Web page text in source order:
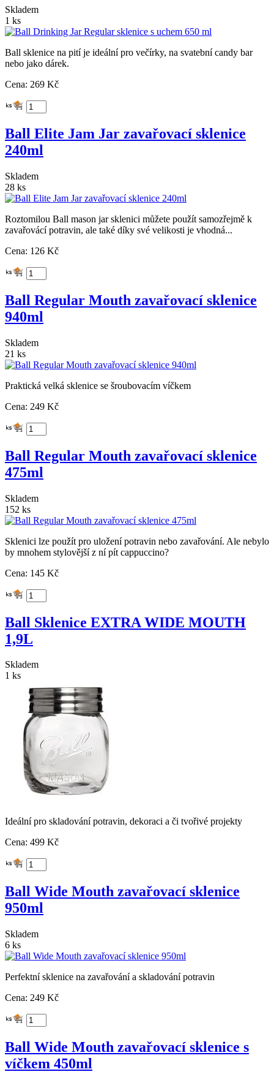
Skladem
1 ks
Ball sklenice na pití je ideální pro večírky, na svatební candy bar
nebo jako dárek.
Cena: 269 Kč
Ball Elite Jam Jar zavařovací sklenice
240ml
Skladem
28 ks
Roztomilou Ball mason jar sklenici můžete použít samozřejmě k
zavařovácí potravin, ale také díky své velikosti je vhodná...
Cena: 126 Kč
Ball Regular Mouth zavařovací sklenice
940ml
Skladem
21 ks
Praktická velká sklenice se šroubovacím víčkem
Cena: 249 Kč
Ball Regular Mouth zavařovací sklenice
475ml
Skladem
152 ks
Sklenici lze použít pro uložení potravin nebo zavařování. Ale nebylo
by mnohem stylovější z ní pít cappuccino?
Cena: 145 Kč
Ball Sklenice EXTRA WIDE MOUTH
1,9L
Skladem
1 ks
Ideální pro skladování potravin, dekoraci a či tvořivé projekty
Cena: 499 Kč
Ball Wide Mouth zavařovací sklenice
950ml
Skladem
6 ks
Perfektní sklenice na zavařování a skladování potravin
Cena: 249 Kč
Ball Wide Mouth zavařovací sklenice s
víčkem 450ml